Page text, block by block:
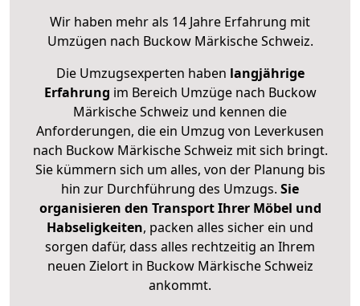
Wir haben mehr als 14 Jahre Erfahrung mit
Umzügen nach Buckow Märkische Schweiz.
Die Umzugsexperten haben langjährige
Erfahrung im Bereich Umzüge nach Buckow
Märkische Schweiz und kennen die
Anforderungen, die ein Umzug von Leverkusen
nach Buckow Märkische Schweiz mit sich bringt.
Sie kümmern sich um alles, von der Planung bis
hin zur Durchführung des Umzugs. Sie
organisieren den Transport Ihrer Möbel und
Habseligkeiten, packen alles sicher ein und
sorgen dafür, dass alles rechtzeitig an Ihrem
neuen Zielort in Buckow Märkische Schweiz
ankommt.